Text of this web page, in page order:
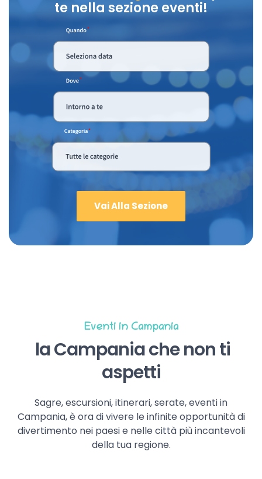
te nella sezione eventi!
Vai Alla Sezione
Eventi in Campania
la Campania che non ti
aspetti
Sagre, escursioni, itinerari, serate, eventi in
Campania, è ora di vivere le infinite opportunità di
divertimento nei paesi e nelle città più incantevoli
della tua regione.